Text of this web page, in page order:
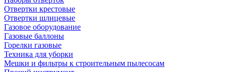
Отвертки крестовые
Отвертки шлицевые
Газовое оборудование
Газовые баллоны
Горелки газовые
Техника для уборки
Мешки и фильтры к строительным пылесосам